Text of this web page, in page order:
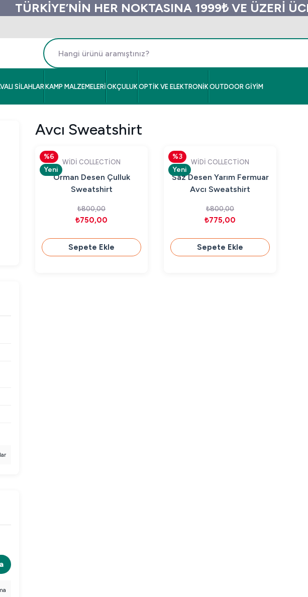
TÜRKİYE’NİN HER NOKTASINA 1999₺ VE ÜZERİ
SİLAHLAR KAMP MALZEMELERİ OKÇULUK OPTİK VE ELEKTRONİK OUTDOOR GİYİM
Avcı Sweatshirt
%6
Yeni
WİDİ COLLECTİON
Orman Desen Çulluk
Sweatshirt
₺800,00
₺750,00
Sepete Ekle
%3
Yeni
WİDİ COLLECTİON
Saz Desen Yarım Fermuar
Avcı Sweatshirt
₺800,00
₺775,00
Sepete Ekle